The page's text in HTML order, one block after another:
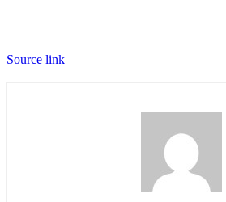
Source link